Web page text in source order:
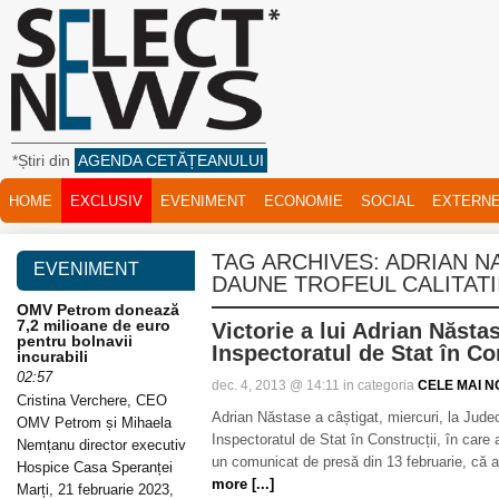
*Știri din AGENDA CETĂȚEANULUI
HOME EXCLUSIV EVENIMENT ECONOMIE SOCIAL
TAG ARCHIVES: ADRIAN
DAUNE TROFEUL
Victorie a lui Adrian
Inspectoratul de Stat în
dec. 4, 2013 @ 14:11 in categoria CELE MAI
Adrian Năstase a câștigat, miercuri, la
Inspectoratul de Stat în Construcții, în
un comunicat de presă din 13 februarie, că
more [...]
EVENIMENT
OMV Petrom donează
7,2 milioane de euro
pentru bolnavii
incurabili
02:57
Cristina Verchere, CEO
OMV Petrom și Mihaela
Nemțanu director executiv
Hospice Casa Speranței
Marți, 21 februarie 2023,